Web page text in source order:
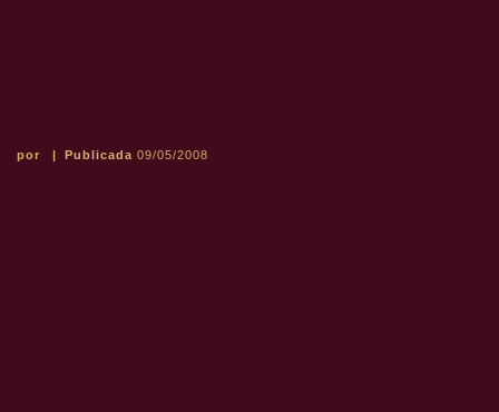
por | Publicada 09/05/2008